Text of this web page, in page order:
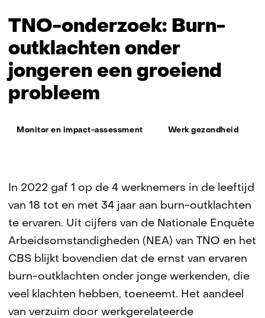
outklachten
jongeren
een
groeiend
TNO-onderzoek: Burn-
outklachten onder
jongeren een groeiend
probleem
Thema:
Monitor en impact-assessment Werk gezondheid
In 2022 gaf 1 op de 4 werknemers in de leeftijd
van 18 tot en met 34 jaar aan burn-outklachten
te ervaren. Uit cijfers van de Nationale Enquête
Arbeidsomstandigheden (NEA) van TNO en het
CBS blijkt bovendien dat de ernst van ervaren
burn-outklachten onder jonge werkenden, die
veel klachten hebben, toeneemt. Het aandeel
van verzuim door werkgerelateerde